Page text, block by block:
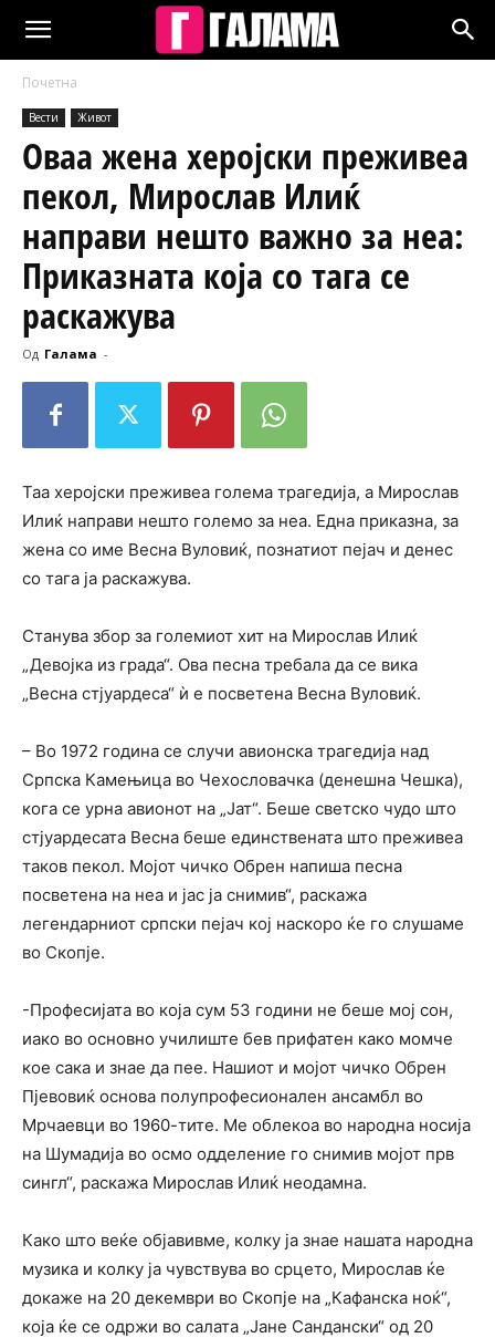
Почетна
Вести Живот
Оваа жена херојски преживеа
пекол, Мирослав Илиќ
направи нешто важно за неа:
Приказната која со тага се
раскажува
Од Галама -
Таа херојски преживеа голема трагедија, а Мирослав
Илиќ направи нешто големо за неа. Една приказна, за
жена со име Весна Вуловиќ, познатиот пејач и денес
со тага ја раскажува.
Станува збор за големиот хит на Мирослав Илиќ
„Девојка из града“. Ова песна требала да се вика
„Весна стјуардеса“ ѝ е посветена Весна Вуловиќ.
– Во 1972 година се случи авионска трагедија над
Српска Камењица во Чехословачка (денешна Чешка),
кога се урна авионот на „Јат“. Беше светско чудо што
стјуардесата Весна беше единствената што преживеа
таков пекол. Мојот чичко Обрен напиша песна
посветена на неа и јас ја снимив“, раскажа
легендарниот српски пејач кој наскоро ќе го слушаме
во Скопје.
-Професијата во која сум 53 години не беше мој сон,
иако во основно училиште бев прифатен како момче
кое сака и знае да пее. Нашиот и мојот чичко Обрен
Пјевовиќ основа полупрофесионален ансамбл во
Мрчаевци во 1960-тите. Ме облекоа во народна носија
на Шумадија во осмо одделение го снимив мојот прв
сингл“, раскажа Мирослав Илиќ неодамна.
Како што веќе објавивме, колку ја знае нашата народна
музика и колку ја чувствува во срцето, Мирослав ќе
докаже на 20 декември во Скопје на „Кафанска ноќ“,
која ќе се одржи во салата „Јане Сандански“ од 20